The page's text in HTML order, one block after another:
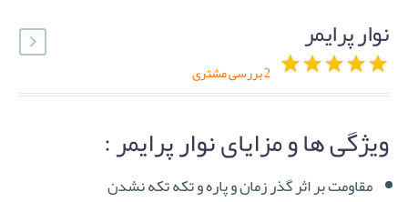
نوار پرایمر
5.00
out of
5
2
customer
ratings
2بررسی مشتری
ویژگی ها و مزایای نوار پرایمر :
مقاومت بر اثر گذر زمان و پاره و تکه تکه نشدن